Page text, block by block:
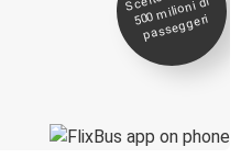
milioni di
passeggeri